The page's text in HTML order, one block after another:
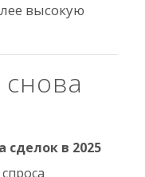
высокую
сделок в 2025